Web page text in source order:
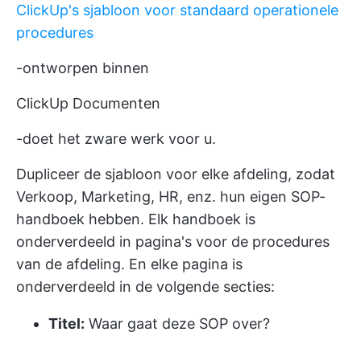
ClickUp's sjabloon voor standaard operationele
procedures
-ontworpen binnen
ClickUp Documenten
-doet het zware werk voor u.
Dupliceer de sjabloon voor elke afdeling, zodat
Verkoop, Marketing, HR, enz. hun eigen SOP-
handboek hebben. Elk handboek is
onderverdeeld in pagina's voor de procedures
van de afdeling. En elke pagina is
onderverdeeld in de volgende secties:
Titel: Waar gaat deze SOP over?